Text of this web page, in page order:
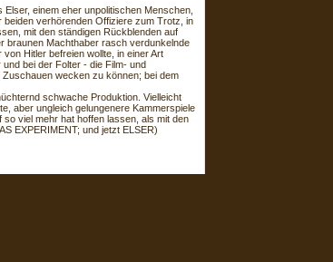
einem eher unpolitischen Menschen,
verhörenden Offiziere zum Trotz, in
mit den ständigen Rückblenden auf
braunen Machthaber rasch verdunkelnde
Hitler befreien wollte, in einer Art
bei der Folter - die Film- und
wecken zu können; bei dem
schwache Produktion. Vielleicht
aber ungleich gelungenere Kammerspiele
viel mehr hat hoffen lassen, als mit den
EXPERIMENT; und jetzt ELSER)